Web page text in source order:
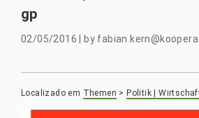
gp
02/05/2016 by
Localizado em Themen >Politik |